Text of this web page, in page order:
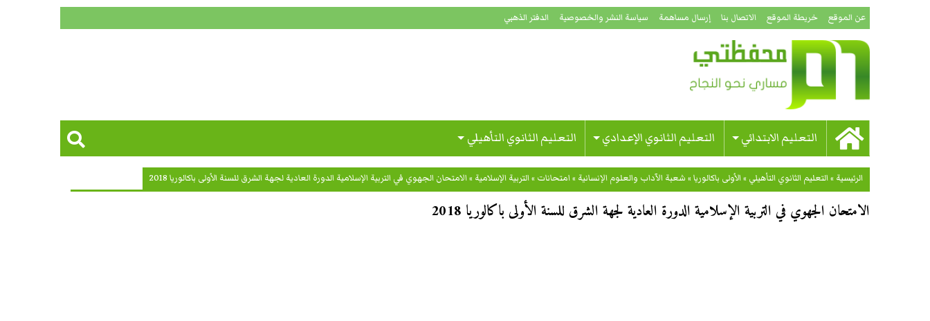
عن الموقع خريطة الموقع الاتصال بنا إرسال مساهمة سياسة النشر والخصوصية الدفتر الذهبي
التعليم الابتدائي التعليم الثانوي الإعدادي التعليم الثانوي التأهيلي
الرئيسية »التعليم الثانوي التأهيلي »الأولى باكالوريا» شعبة الآداب والعلوم الإنسانية »امتحانات »التربية الإسلامية »الامتحان الجهوي في التربية الإسلامية الدورة العادية لجهة الشرق للسنة الأولى باكالوريا 2018
الامتحان الجهوي في التربية الإسلامية الدورة العادية لجهة الشرق للسنة الأولى باكالوريا 2018